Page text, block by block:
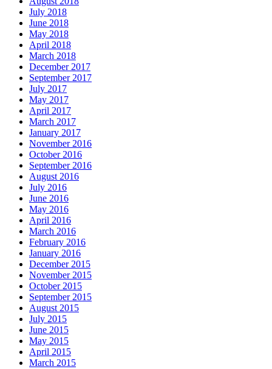
July 2018
June 2018
May 2018
April 2018
March 2018
December 2017
September 2017
July 2017
May 2017
April 2017
March 2017
January 2017
November 2016
October 2016
September 2016
August 2016
July 2016
June 2016
May 2016
April 2016
March 2016
February 2016
January 2016
December 2015
November 2015
October 2015
September 2015
August 2015
July 2015
June 2015
May 2015
April 2015
March 2015